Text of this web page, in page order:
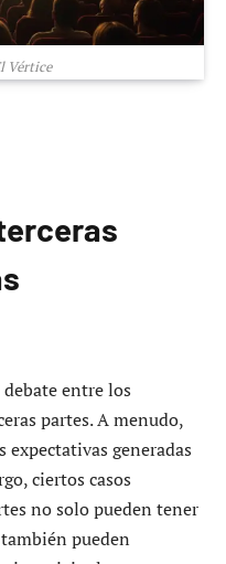
Vértice
entre los
partes. A menudo,
generadas
ciertos casos
no solo pueden tener
pueden